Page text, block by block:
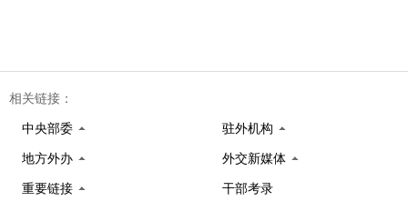
相关链接：
中央部委 驻外机构
地方外办 外交新媒体
重要链接 干部考录